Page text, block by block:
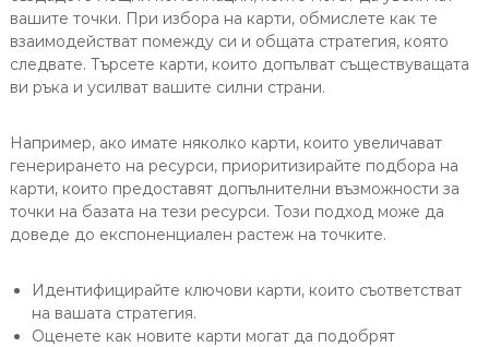
вашите точки. При избора на карти, обмислете как те
взаимодействат помежду си и общата стратегия, която
следвате. Търсете карти, които допълват съществуващата
ви ръка и усилват вашите силни страни.
Например, ако имате няколко карти, които увеличават
генерирането на ресурси, приоритизирайте подбора на
карти, които предоставят допълнителни възможности за
точки на базата на тези ресурси. Този подход може да
доведе до експоненциален растеж на точките.
Идентифицирайте ключови карти, които съответстват
на вашата стратегия.
Оценете как новите карти могат да подобрят